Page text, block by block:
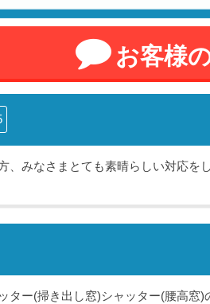
お客様
、みなさまとても素晴らしい対応を
ター(掃き出し窓)シャッター(腰高窓